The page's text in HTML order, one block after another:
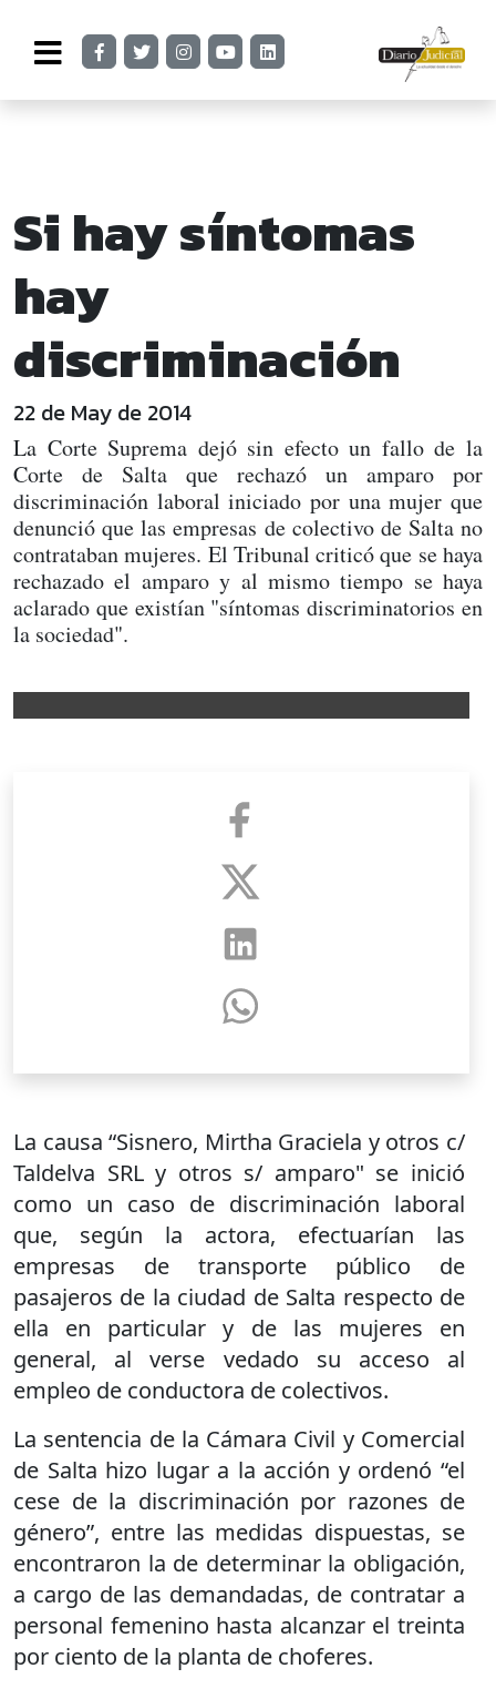
Si hay síntomas
hay
discriminación
22 de May de 2014
La Corte Suprema dejó sin efecto un fallo de la
Corte de Salta que rechazó un amparo por
discriminación laboral iniciado por una mujer que
denunció que las empresas de colectivo de Salta no
contrataban mujeres. El Tribunal criticó que se haya
rechazado el amparo y al mismo tiempo se haya
aclarado que existían "síntomas discriminatorios en
la sociedad".
La causa “Sisnero, Mirtha Graciela y otros c/
Taldelva SRL y otros s/ amparo" se inició
como un caso de discriminación laboral
que, según la actora, efectuarían las
empresas de transporte público de
pasajeros de la ciudad de Salta respecto de
ella en particular y de las mujeres en
general, al verse vedado su acceso al
empleo de conductora de colectivos.
La sentencia de la Cámara Civil y Comercial
de Salta hizo lugar a la acción y ordenó “el
cese de la discriminación por razones de
género”, entre las medidas dispuestas, se
encontraron la de determinar la obligación,
a cargo de las demandadas, de contratar a
personal femenino hasta alcanzar el treinta
por ciento de la planta de choferes.